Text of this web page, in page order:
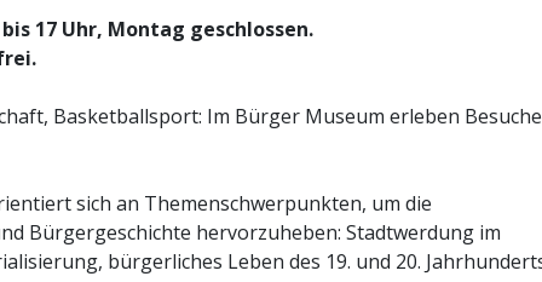
17 Uhr, Montag geschlossen.
Basketballsport: Im Bürger Museum erleben
sich an Themenschwerpunkten, um die
Bürgergeschichte hervorzuheben: Stadtwerdung im
bürgerliches Leben des 19. und 20.